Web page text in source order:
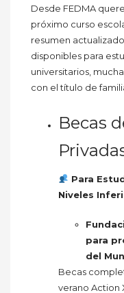
Desde FEDMA
próximo curso
resumen
disponibles para
universitarios,
con el título de
Becas
Para
Niveles
para
del
Becas
verano Action